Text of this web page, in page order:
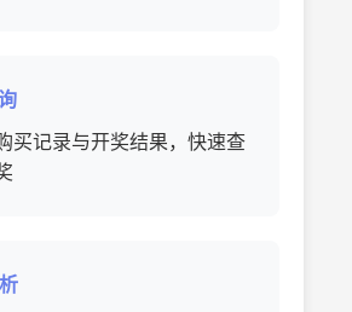
买记录与开奖结果，快速查